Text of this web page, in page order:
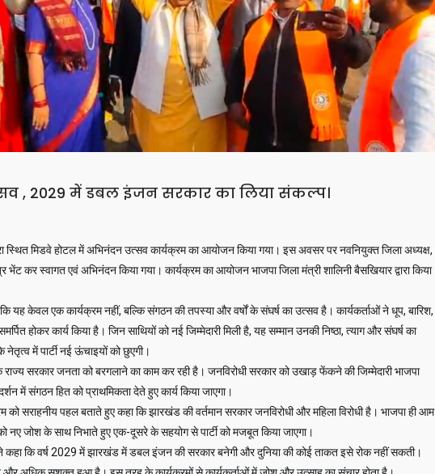
, 2029 में डबल इंजन सरकार का लिया संकल्प।
स्थित मिडवे होटल में अभिनंदन उत्सव कार्यक्रम का आयोजन किया गया। इस अवसर पर नवनियुक्त जिला अध्यक्ष,
कर स्वागत एवं अभिनंदन किया गया। कार्यक्रम का आयोजन भाजपा जिला मंत्री शालिनी बैसखियार द्वारा किया
यह केवल एक कार्यक्रम नहीं, बल्कि संगठन की तपस्या और वर्षों के संघर्ष का उत्सव है। कार्यकर्ताओं ने धूप, बारिश,
समर्पित होकर कार्य किया है। जिन साथियों को नई जिम्मेदारी मिली है, यह सम्मान उनकी निष्ठा, त्याग और संघर्ष का
नेतृत्व में पार्टी नई ऊंचाइयों को छुएगी।
राज्य सरकार जनता को बरगलाने का काम कर रही है। जनविरोधी सरकार को उखाड़ फेंकने की जिम्मेदारी भाजपा
में संगठन हित को प्राथमिकता देते हुए कार्य किया जाएगा।
को सराहनीय पहल बताते हुए कहा कि झारखंड की वर्तमान सरकार जनविरोधी और महिला विरोधी है। भाजपा ही आम
नए जोश के साथ निभाते हुए एक-दूसरे के सहयोग से पार्टी को मजबूत किया जाएगा।
कहा कि वर्ष 2029 में झारखंड में डबल इंजन की सरकार बनेगी और दुनिया की कोई ताकत इसे रोक नहीं सकती।